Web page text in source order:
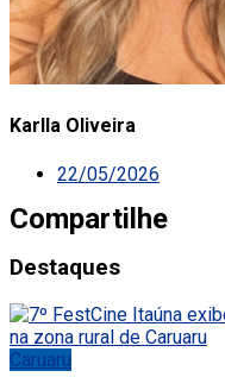
Karlla Oliveira
22/05/2026
Compartilhe
Destaques
Caruaru